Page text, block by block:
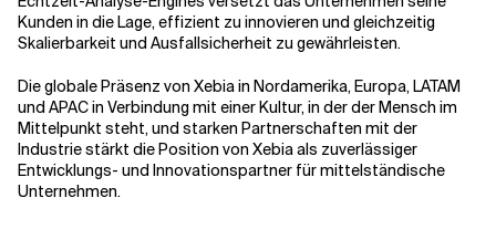
Kunden in die Lage, effizient zu innovieren und gleichzeitig
Skalierbarkeit und Ausfallsicherheit zu gewährleisten.
Die globale Präsenz von Xebia in Nordamerika, Europa, LATAM
und APAC in Verbindung mit einer Kultur, in der der Mensch im
Mittelpunkt steht, und starken Partnerschaften mit der
Industrie stärkt die Position von Xebia als zuverlässiger
Entwicklungs- und Innovationspartner für mittelständische
Unternehmen.